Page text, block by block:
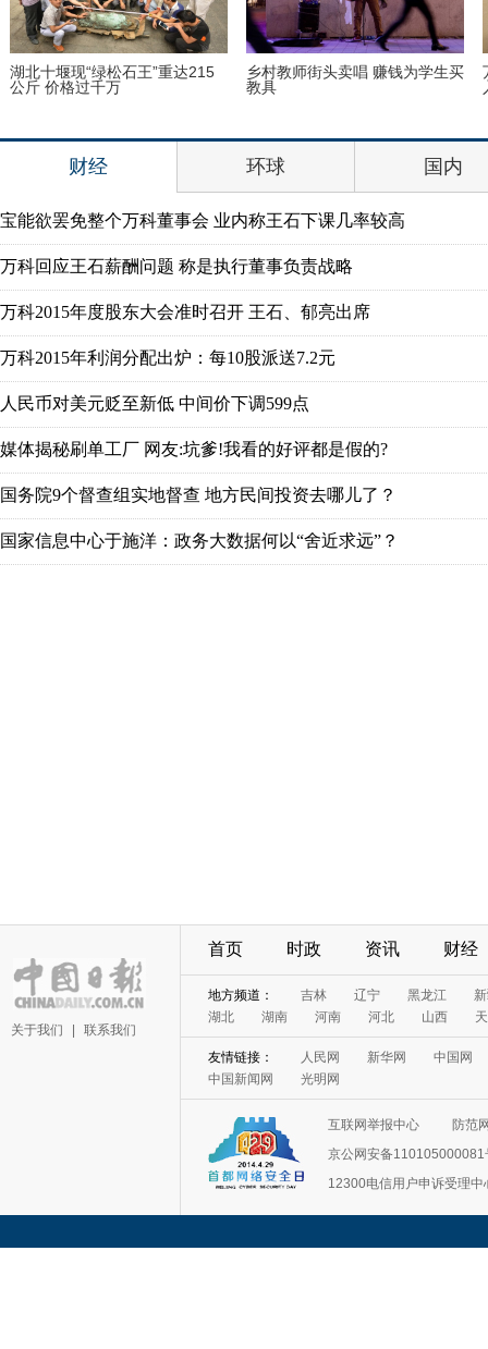
湖北十堰现“绿松石王”重达215
公斤 价格过千万
乡村教师街头卖唱 赚钱为学生买
教具
财经 环球 国内
宝能欲罢免整个万科董事会 业内称王石下课几率较高
万科回应王石薪酬问题 称是执行董事负责战略
万科2015年度股东大会准时召开 王石、郁亮出席
万科2015年利润分配出炉：每10股派送7.2元
人民币对美元贬至新低 中间价下调599点
媒体揭秘刷单工厂 网友:坑爹!我看的好评都是假的?
国务院9个督查组实地督查 地方民间投资去哪儿了？
国家信息中心于施洋：政务大数据何以“舍近求远”？
关于我们 联系我们
首页 时政 资讯 财经
地方频道： 吉林 辽宁 黑龙江
湖北
湖南 河南 河北 山西
友情链接： 人民网 新华网
中国网
中国新闻网
光明网
互联网举报中心
防范
京公网安备110105000081
12300电信用户申诉受理中